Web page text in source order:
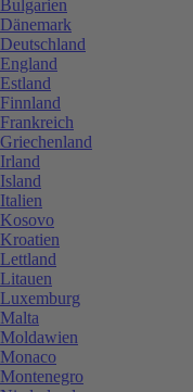
Bulgarien
Dänemark
Deutschland
England
Estland
Finnland
Frankreich
Griechenland
Irland
Island
Italien
Kosovo
Kroatien
Lettland
Litauen
Luxemburg
Malta
Moldawien
Monaco
Montenegro